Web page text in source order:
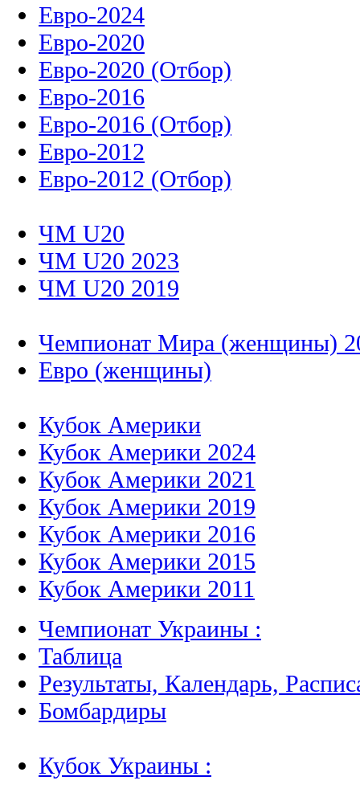
Евро-2024
Евро-2020
Евро-2020 (Отбор)
Евро-2016
Евро-2016 (Отбор)
Евро-2012
Евро-2012 (Отбор)
ЧМ U20
ЧМ U20 2023
ЧМ U20 2019
Чемпионат Мира (женщины)
Евро (женщины)
Кубок Америки
Кубок Америки 2024
Кубок Америки 2021
Кубок Америки 2019
Кубок Америки 2016
Кубок Америки 2015
Кубок Америки 2011
Чемпионат Украины :
Таблица
Результаты, Календарь,
Бомбардиры
Кубок Украины :